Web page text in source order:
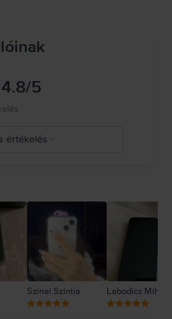
tiltó vagy korlátozó szabályokat.
illetve töltés nedvesség
sérülést vagy az iPhone, illetve
iphone/iph301fc905/ios
4.8/5
értékelés
2
Szinai Szintia Labodics